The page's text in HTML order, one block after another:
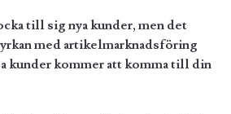
till sig nya kunder, men det
med artikelmarknadsföring
kunder kommer att komma till din